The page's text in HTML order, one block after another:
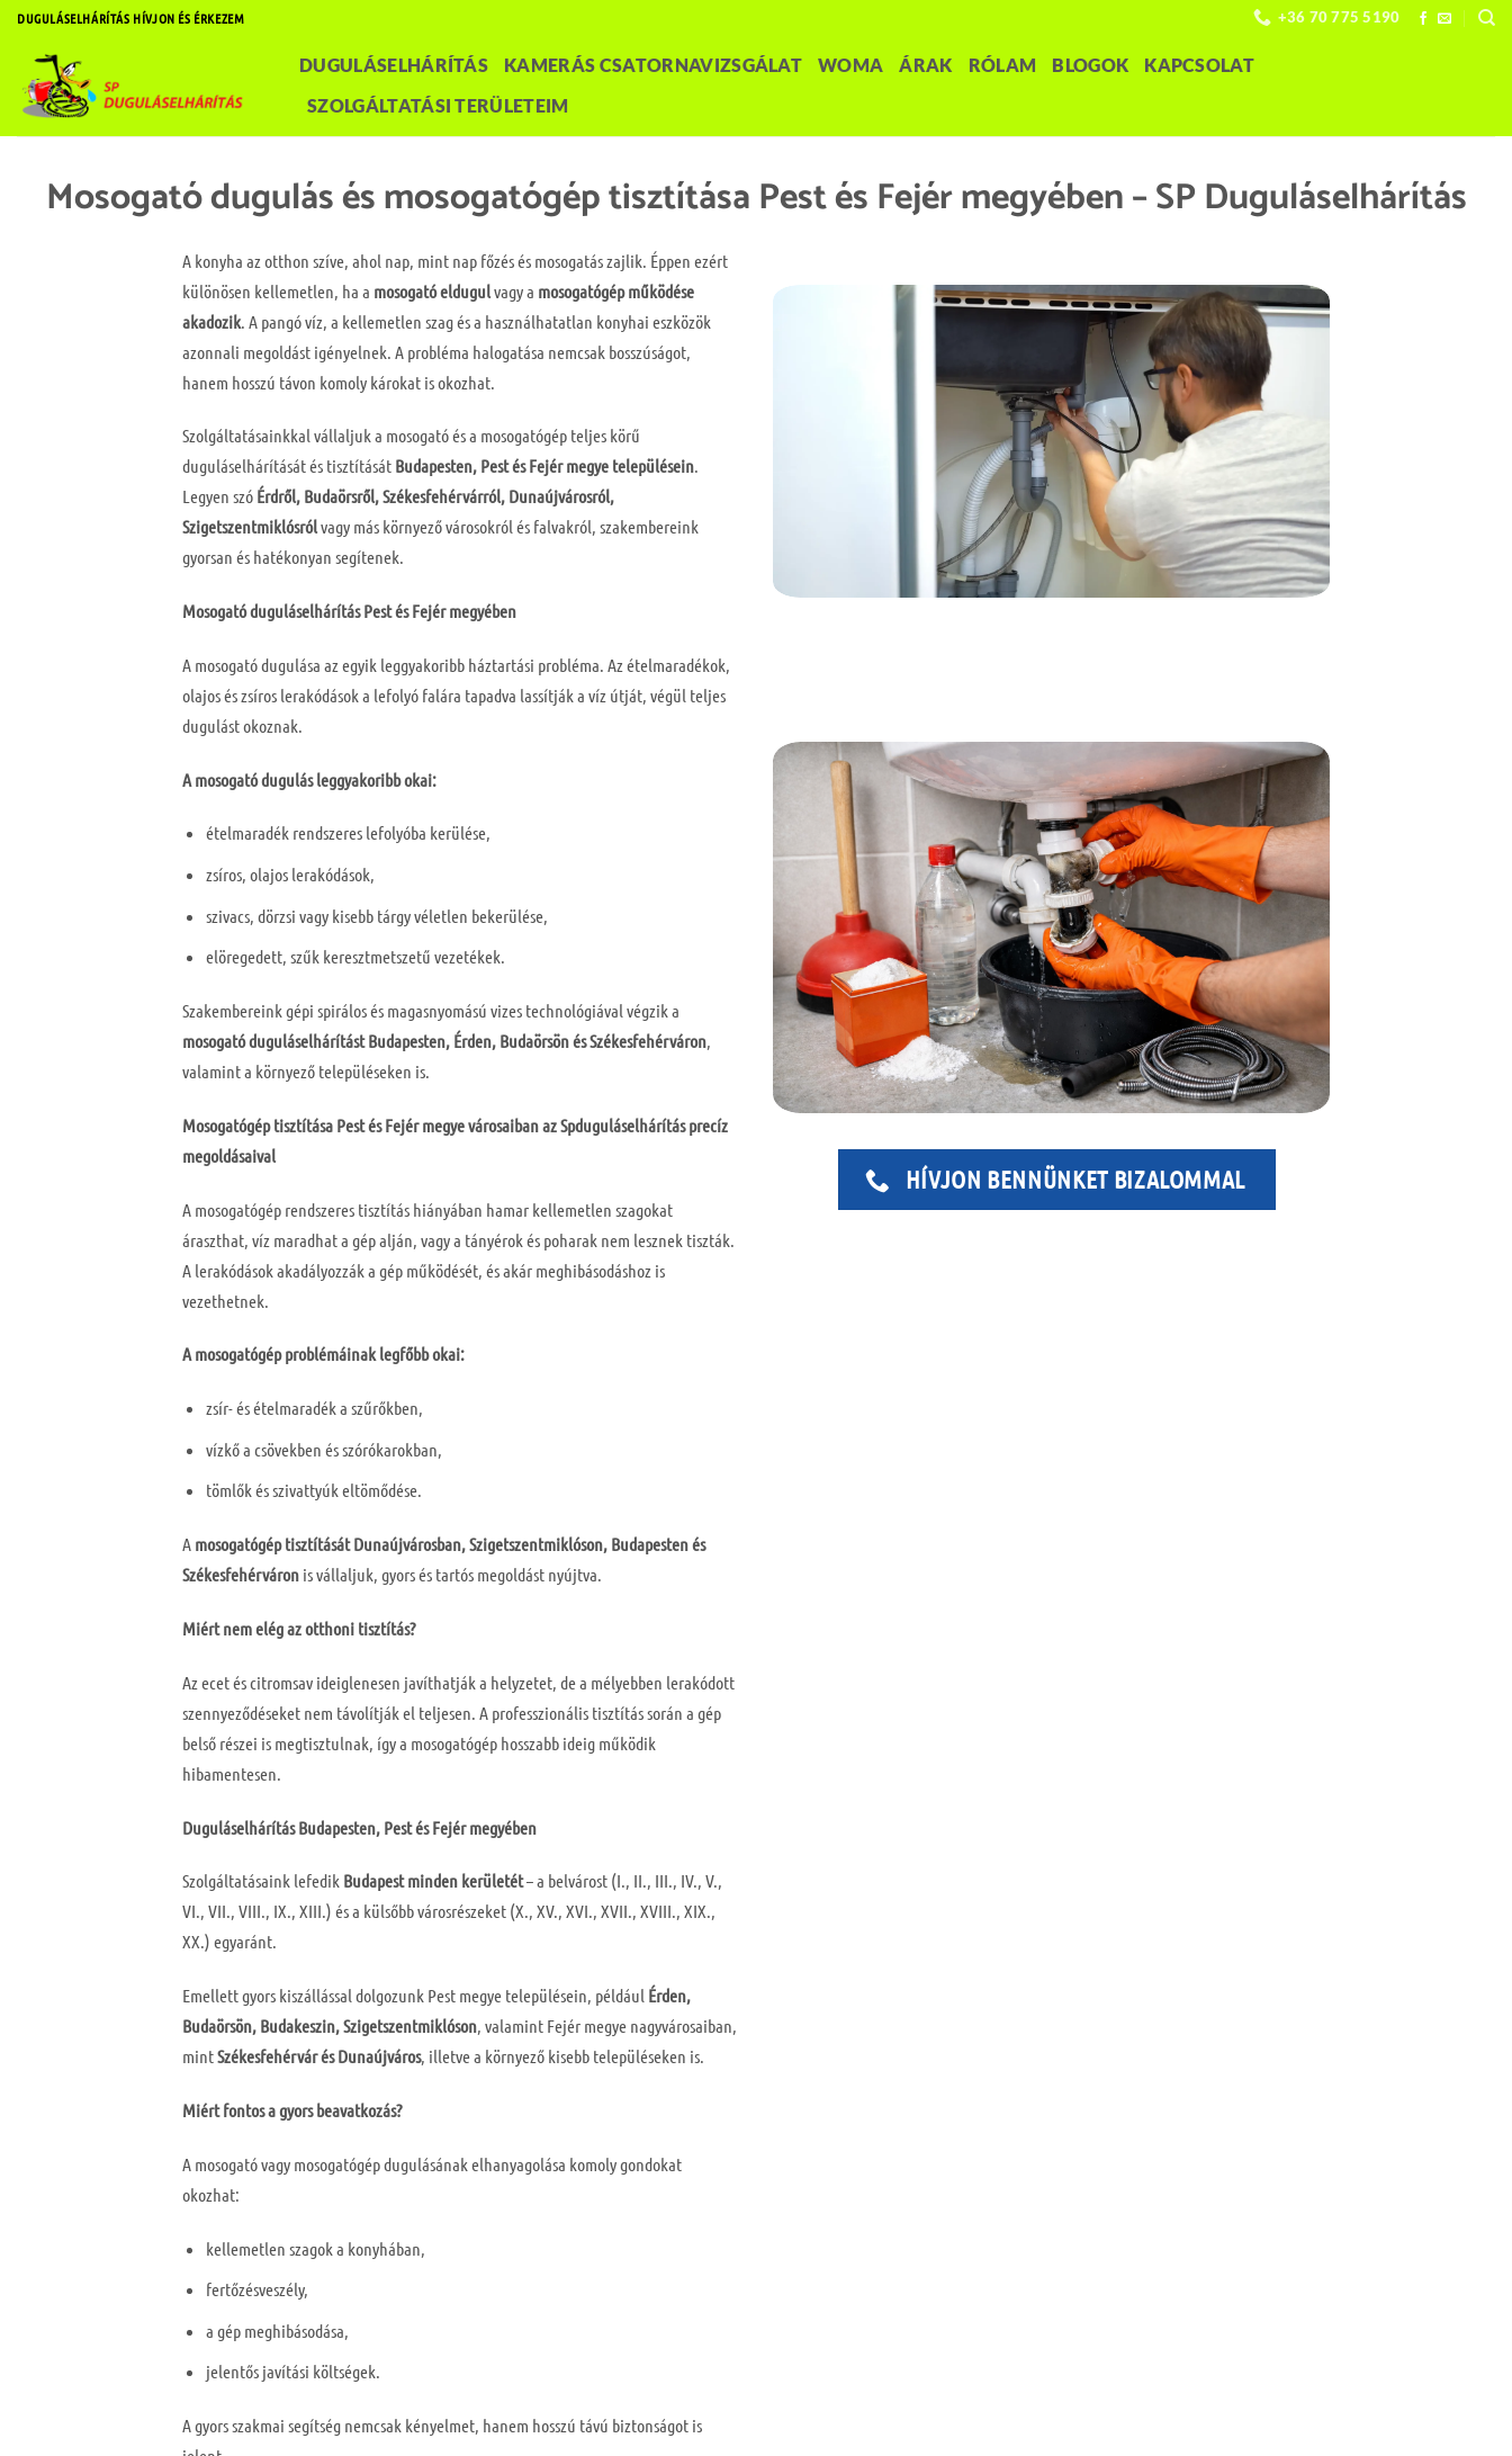
Skip
content
DUGULÁSELHÁRÍTÁS HÍVJON ÉS ÉRKEZEM +36 70 775 5190
DUGULÁSELHÁRÍTÁS KAMERÁS CSATORNAVIZSGÁLAT WOMA ÁRAK RÓLAM BLOGOK
KAPCSOLAT
SZOLGÁLTATÁSI TERÜLETEIM
Mosogató dugulás és mosogatógép tisztítása Pest és Fejér megyében – SP Duguláselhárítás
A konyha az otthon szíve, ahol nap, mint nap főzés és mosogatás zajlik. Éppen ezért
különösen kellemetlen, ha a mosogató eldugulvagy a mosogatógép működése
akadozik . A pangó víz, a kellemetlen szag és a használhatatlan konyhai eszközök
azonnali megoldást igényelnek. A probléma halogatása nemcsak bosszúságot,
hanem hosszú távon komoly károkat is okozhat.
Szolgáltatásainkkal vállaljuk a mosogató és a mosogatógép teljes körű
duguláselhárítását és tisztítását Budapesten, Pest és Fejér megye településein.
Legyen szó Érdről, Budaörsről, Székesfehérvárról, Dunaújvárosról,
Szigetszentmiklósrólvagy más környező városokról és falvakról, szakembereink
gyorsan és hatékonyan segítenek.
Mosogató duguláselhárítás Pest és Fejér megyében
A mosogató dugulása az egyik leggyakoribb háztartási probléma. Az ételmaradékok,
olajos és zsíros lerakódások a lefolyó falára tapadva lassítják a víz útját, végül teljes
dugulást okoznak.
A mosogató dugulás leggyakoribb okai:
ételmaradék rendszeres lefolyóba kerülése,
zsíros, olajos lerakódások,
szivacs, dörzsi vagy kisebb tárgy véletlen bekerülése,
elöregedett, szűk keresztmetszetű vezetékek.
Szakembereink gépi spirálos és magasnyomású vizes technológiával végzik a
mosogató duguláselhárítást Budapesten, Érden, Budaörsön és Székesfehérváron,
valamint a környező településeken is.
Mosogatógép tisztítása Pest és Fejér megye városaiban az Spduguláselhárítás precíz
megoldásaival
A mosogatógép rendszeres tisztítás hiányában hamar kellemetlen szagokat
áraszthat, víz maradhat a gép alján, vagy a tányérok és poharak nem lesznek tiszták.
A lerakódások akadályozzák a gép működését, és akár meghibásodáshoz is
vezethetnek.
A mosogatógép problémáinak legfőbb okai:
zsír- és ételmaradék a szűrőkben,
vízkő a csövekben és szórókarokban,
tömlők és szivattyúk eltömődése.
A mosogatógép tisztítását Dunaújvárosban, Szigetszentmiklóson, Budapesten és
Székesfehérváron is vállaljuk, gyors és tartós megoldást nyújtva.
Miért nem elég az otthoni tisztítás?
Az ecet és citromsav ideiglenesen javíthatják a helyzetet, de a mélyebben lerakódott
szennyeződéseket nem távolítják el teljesen. A professzionális tisztítás során a gép
belső részei is megtisztulnak, így a mosogatógép hosszabb ideig működik
hibamentesen.
Duguláselhárítás Budapesten, Pest és Fejér megyében
Szolgáltatásaink lefedik Budapest minden kerületét– a belvárost (I., II., III., IV., V.,
VI., VII., VIII., IX., XIII.) és a külsőbb városrészeket (X., XV., XVI., XVII., XVIII., XIX.,
XX.) egyaránt.
Emellett gyors kiszállással dolgozunk Pest megye településein, például Érden,
Budaörsön, Budakeszin, Szigetszentmiklóson, valamint Fejér megye nagyvárosaiban,
mintSzékesfehérvár és Dunaújváros, illetve a környező kisebb településeken is.
Miért fontos a gyors beavatkozás?
A mosogató vagy mosogatógép dugulásának elhanyagolása komoly gondokat
okozhat:
kellemetlen szagok a konyhában,
fertőzésveszély,
a gép meghibásodása,
jelentős javítási költségek.
A gyors szakmai segítség nemcsak kényelmet, hanem hosszú távú biztonságot is
HÍVJON BENNÜNKET BIZALOMMAL